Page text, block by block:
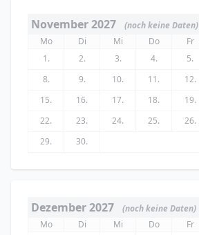
November 2027
(noch keine Daten)
Mo
Di Mi Do Fr
1.
2. 3. 4. 5.
8.
9. 10. 11. 12.
15.
16. 17. 18. 19.
22.
23. 24. 25. 26.
29.
30.
Dezember 2027
(noch keine Daten)
Mo
Di Mi Do Fr